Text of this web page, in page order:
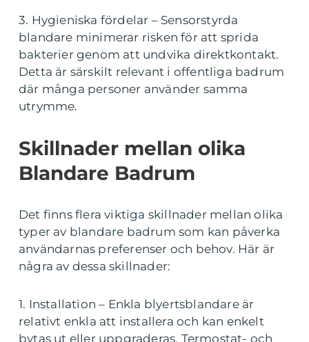
3. Hygieniska fördelar – Sensorstyrda
blandare minimerar risken för att sprida
bakterier genom att undvika direktkontakt.
Detta är särskilt relevant i offentliga badrum
där många personer använder samma
utrymme.
Skillnader mellan olika
Blandare Badrum
Det finns flera viktiga skillnader mellan olika
typer av blandare badrum som kan påverka
användarnas preferenser och behov. Här är
några av dessa skillnader:
1. Installation – Enkla blyertsblandare är
relativt enkla att installera och kan enkelt
bytas ut eller uppgraderas. Termostat- och